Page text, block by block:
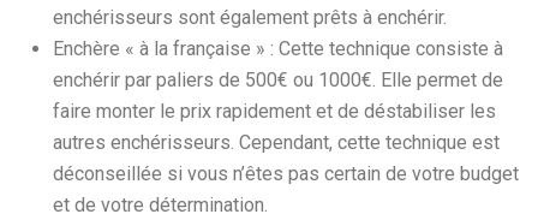
enchérisseurs sont également prêts à enchérir.
Enchère « à la française » : Cette technique consiste à
enchérir par paliers de 500€ ou 1000€. Elle permet de
faire monter le prix rapidement et de déstabiliser les
autres enchérisseurs. Cependant, cette technique est
déconseillée si vous n’êtes pas certain de votre budget
et de votre détermination.